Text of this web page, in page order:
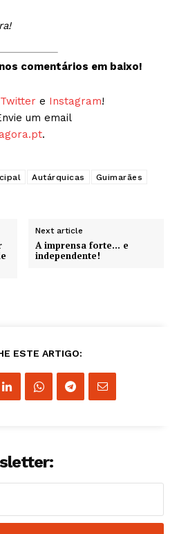
comentários em baixo!
Twitter e Instagram!
um email
.
Autárquicas
Guimarães
Next article
A imprensa forte… e
independente!
ESTE ARTIGO: